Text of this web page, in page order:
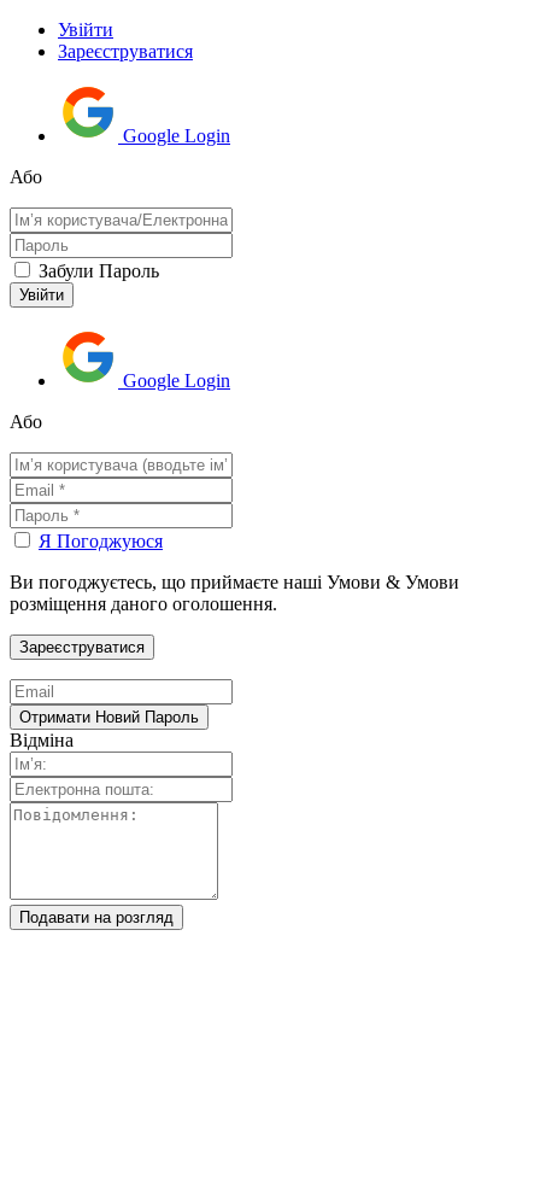
Увійти
Зареєструватися
Google Login
Або
Забули Пароль
Google Login
Або
Я Погоджуюся
Ви погоджуєтесь, що приймаєте наші Умови & Умови
розміщення даного оголошення.
Відміна